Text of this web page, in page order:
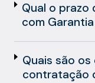
Qual o prazo
com
Quais são
contratação